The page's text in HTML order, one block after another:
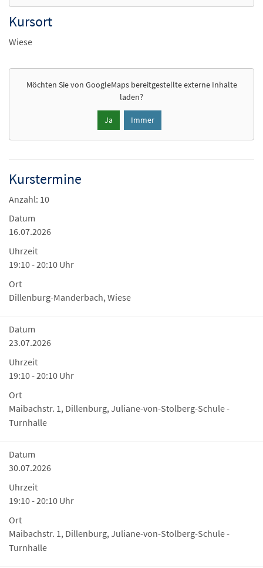
Kursort
Wiese
Möchten Sie von GoogleMapsbereitgestellte externe Inhalte
laden?
Ja Immer
Kurstermine
Anzahl: 10
Datum
16.07.2026
Uhrzeit
19:10 - 20:10 Uhr
Ort
Dillenburg-Manderbach, Wiese
Datum
23.07.2026
Uhrzeit
19:10 - 20:10 Uhr
Ort
Maibachstr. 1, Dillenburg, Juliane-von-Stolberg-Schule -
Turnhalle
Datum
30.07.2026
Uhrzeit
19:10 - 20:10 Uhr
Ort
Maibachstr. 1, Dillenburg, Juliane-von-Stolberg-Schule -
Turnhalle